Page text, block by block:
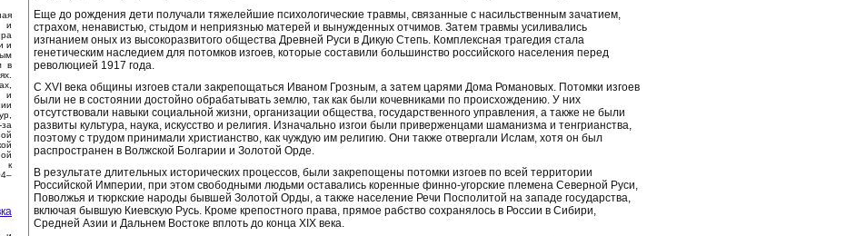
и
и
в
и
к
Еще до рождения дети получали тяжелейшие психологические травмы, связанные с насильственным зачатием,
страхом, ненавистью, стыдом и неприязнью матерей и вынужденных отчимов. Затем травмы усиливались
изгнанием оных из высокоразвитого общества Древней Руси в Дикую Степь. Комплексная трагедия стала
генетическим наследием для потомков изгоев, которые составили большинство российского населения перед
революцией 1917 года.
С XVI века общины изгоев стали закрепощаться Иваном Грозным, а затем царями Дома Романовых. Потомки изгоев
были не в состоянии достойно обрабатывать землю, так как были кочевниками по происхождению. У них
отсутствовали навыки социальной жизни, организации общества, государственного управления, а также не были
развиты культура, наука, искусство и религия. Изначально изгои были приверженцами шаманизма и тенгрианства,
поэтому с трудом принимали христианство, как чуждую им религию. Они также отвергали Ислам, хотя он был
распространен в Волжской Болгарии и Золотой Орде.
В результате длительных исторических процессов, были закрепощены потомки изгоев по всей территории
Российской Империи, при этом свободными людьми оставались коренные финно-угорские племена Северной Руси,
Поволжья и тюркские народы бывшей Золотой Орды, а также население Речи Посполитой на западе государства,
включая бывшую Киевскую Русь. Кроме крепостного права, прямое рабство сохранялось в России в Сибири,
Средней Азии и Дальнем Востоке вплоть до конца XIX века.